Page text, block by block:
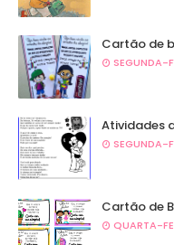
Cartão de
SEGUNDA-
Atividades
SEGUNDA-
Cartão de
QUARTA-